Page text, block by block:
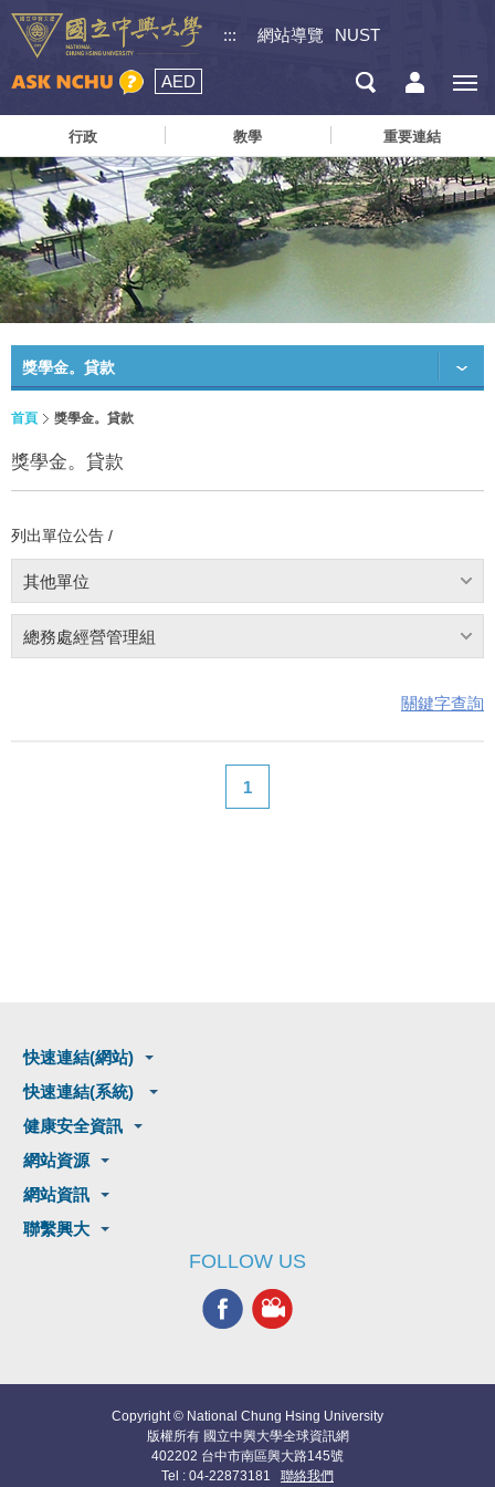
::: 網站導覽 NUST
AED
行政 教學 重要連結
獎學金。貸款
首頁 獎學金。貸款
獎學金。貸款
列出單位公告 /
其他單位
總務處經營管理組
關鍵字查詢
1
快速連結(網站)
快速連結(系統)
健康安全資訊
網站資源
網站資訊
聯繫興大
FOLLOW US
Copyright © National Chung Hsing University
版權所有 國立中興大學全球資訊網
402202 台中市南區興大路145號
Tel : 04-22873181 聯絡我們